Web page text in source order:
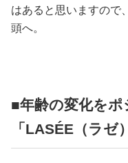
はあると思いますので
頭へ。
■年齢の変化を
「LASÉE（ラゼ